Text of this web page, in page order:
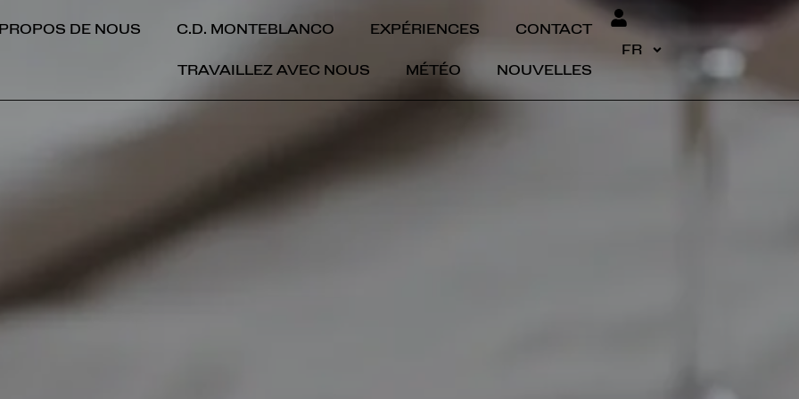
DE NOUS C.D. MONTEBLANCO EXPÉRIENCES CONTACT
TRAVAILLEZ AVEC NOUS MÉTÉO NOUVELLES
FR